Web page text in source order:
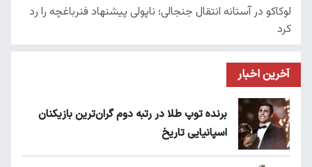
آخرین اخبار
برنده توپ طلا در رتبه دوم گران‌ترین بازیکنان
اسپانیایی تاریخ